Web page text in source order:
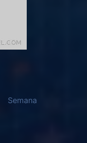
Semana